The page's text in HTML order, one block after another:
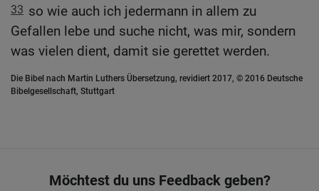
33 so wie auch ich jedermann in allem zu
Gefallen lebe und suche nicht, was mir, sondern
was vielen dient, damit sie gerettet werden.
Die Bibel nach Martin Luthers Übersetzung, revidiert 2017, © 2016 Deutsche
Bibelgesellschaft, Stuttgart
Möchtest du uns Feedback geben?